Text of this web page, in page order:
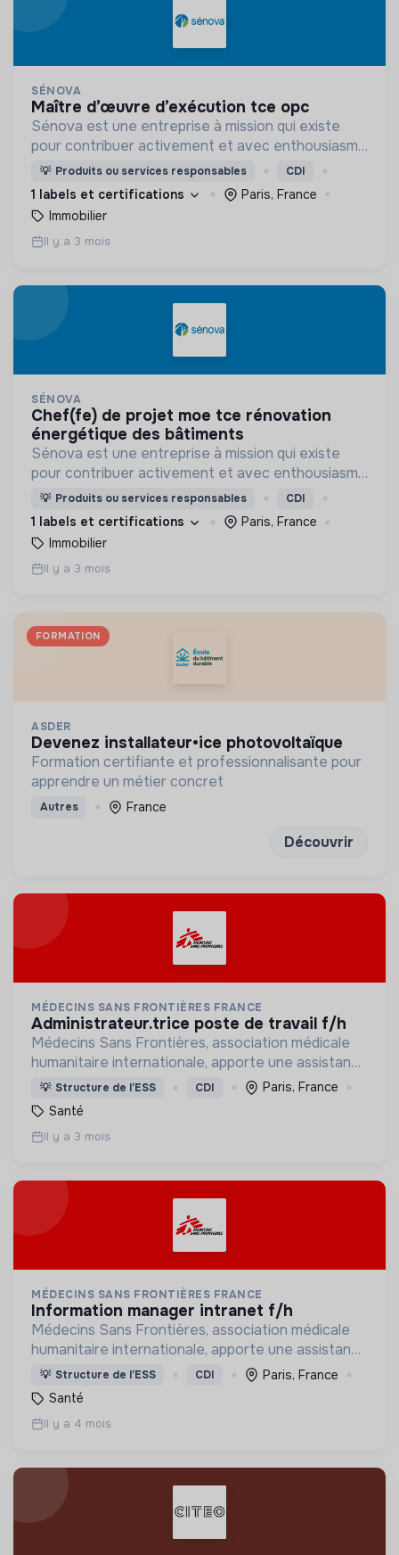
SÉNOVA
maître d’œuvre d’exécution tce opc
Sénova est une entreprise à mission qui existe
pour contribuer activement et avec enthousiasme
à la transition écologique des bâtiments.
💡 Produits ou services responsables CDI
1 labels et certifications
Paris, France
Immobilier
Il y a 3 mois
SÉNOVA
chef(fe) de projet moe tce rénovation
énergétique des bâtiments
Sénova est une entreprise à mission qui existe
pour contribuer activement et avec enthousiasme
à la transition écologique des bâtiments.
💡 Produits ou services responsables CDI
1 labels et certifications
Paris, France
Immobilier
Il y a 3 mois
FORMATION
ASDER
devenez installateur•ice photovoltaïque
Formation certifiante et professionnalisante pour
apprendre un métier concret
Autres France
Découvrir
MÉDECINS SANS FRONTIÈRES FRANCE
administrateur.trice poste de travail f/h
Médecins Sans Frontières, association médicale
humanitaire internationale, apporte une assistance
médicale à des populations dont la vie est
menacée.
💡 Structure de l’ESS CDI
Paris, France
Santé
Il y a 3 mois
MÉDECINS SANS FRONTIÈRES FRANCE
information manager intranet f/h
Médecins Sans Frontières, association médicale
humanitaire internationale, apporte une assistance
médicale à des populations dont la vie est
menacée.
💡 Structure de l’ESS CDI
Paris, France
Santé
Il y a 4 mois